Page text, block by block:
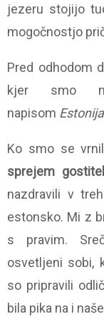
jezeru stojijo
mogočnostjo
Pred odhodom
kjer smo
napisom Estonija
Ko smo se
sprejem
nazdravili v
estonsko. Mi z
s pravim.
osvetljeni sobi,
so pripravili
bila pika na i